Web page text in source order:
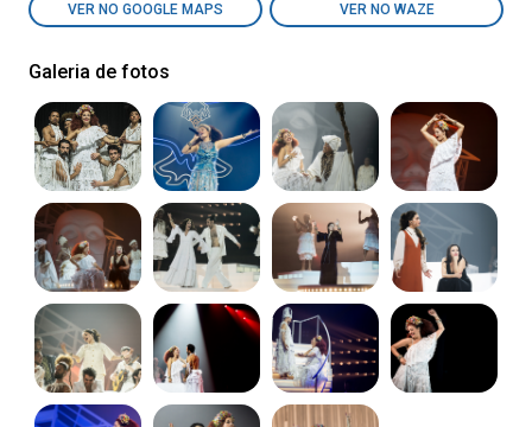
VER NO GOOGLE MAPS VER NO WAZE
Galeria de fotos